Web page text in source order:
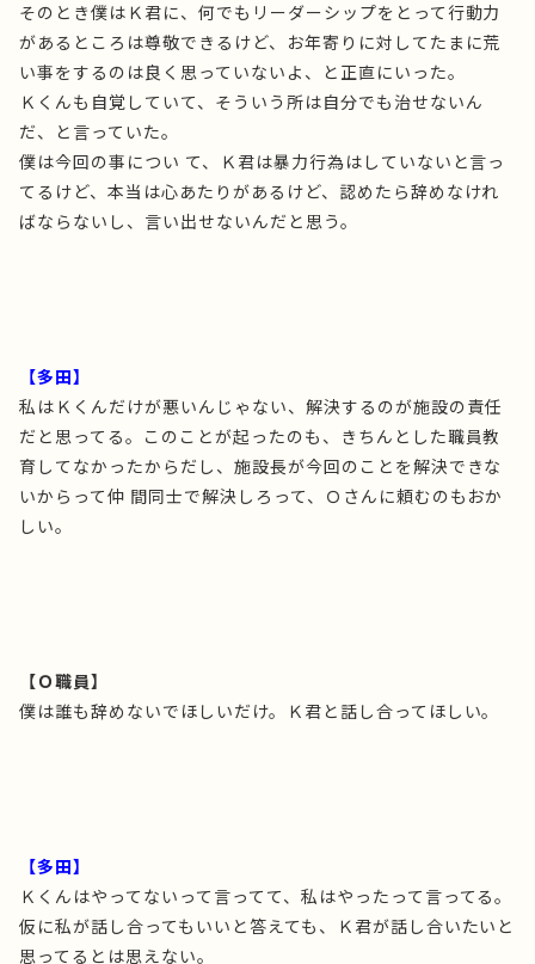
そのとき僕はＫ君に、何でもリーダーシップをとって行動力
があるところは尊敬できるけど、お年寄りに対してたまに荒
い事をするのは良く思っていないよ、と正直にいった。
Ｋくんも自覚していて、そういう所は自分でも治せないん
だ、と言っていた。
僕は今回の事につい て、Ｋ君は暴力行為はしていないと言っ
てるけど、本当は心あたりがあるけど、認めたら辞めなけれ
ばならないし、言い出せないんだと思う。
【多田】
私はＫくんだけが悪いんじゃない、解決するのが施設の責任
だと思ってる。このことが起ったのも、きちんとした職員教
育してなかったからだし、施設長が今回のことを解決できな
いからって仲 間同士で解決しろって、Ｏさんに頼むのもおか
しい。
【Ｏ職員】
僕は誰も辞めないでほしいだけ。Ｋ君と話し合ってほしい。
【多田】
Ｋくんはやってないって言ってて、私はやったって言ってる。
仮に私が話し合ってもいいと答えても、Ｋ君が話し合いたいと
思ってるとは思えない。